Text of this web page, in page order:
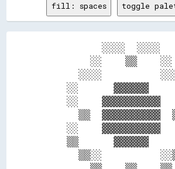
fill: spaces toggle
░░░░
░░    ▒▒
░░░░
░░      ▓▓▓▓▓▓
░░
▒▒
░░
▒▒      ▓▓▓▓▓▓
▒▒░░